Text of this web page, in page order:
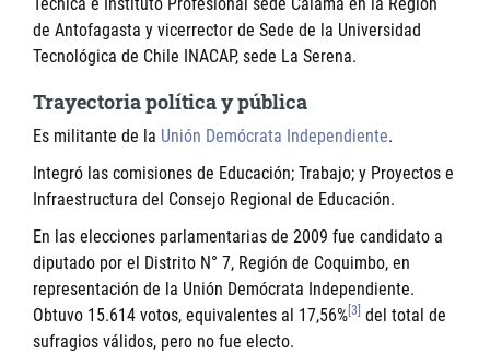
de Antofagasta y vicerrector de Sede de la Universidad
Tecnológica de Chile INACAP, sede La Serena.
Trayectoria política y pública
Es militante de la Unión Demócrata Independiente.
Integró las comisiones de Educación; Trabajo; y Proyectos e
Infraestructura del Consejo Regional de Educación.
En las elecciones parlamentarias de 2009 fue candidato a
diputado por el Distrito N° 7, Región de Coquimbo, en
representación de la Unión Demócrata Independiente.
Obtuvo 15.614 votos, equivalentes al 17,56% [3] del total de
sufragios válidos, pero no fue electo.